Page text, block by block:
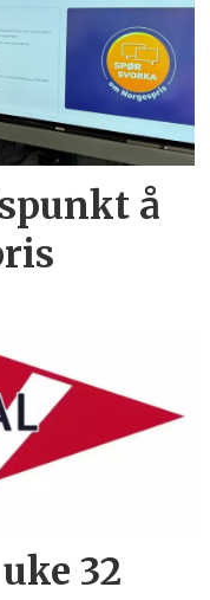
å
32